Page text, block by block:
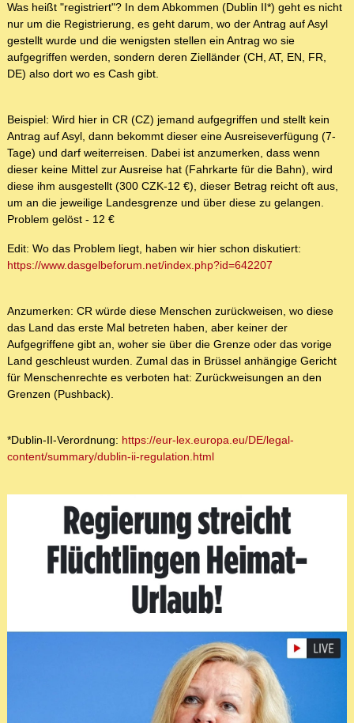
Was heißt "registriert"? In dem Abkommen (Dublin II*) geht es nicht
nur um die Registrierung, es geht darum, wo der Antrag auf Asyl
gestellt wurde und die wenigsten stellen ein Antrag wo sie
aufgegriffen werden, sondern deren Zielländer (CH, AT, EN, FR,
DE) also dort wo es Cash gibt.
Beispiel: Wird hier in CR (CZ) jemand aufgegriffen und stellt kein
Antrag auf Asyl, dann bekommt dieser eine Ausreiseverfügung (7-
Tage) und darf weiterreisen. Dabei ist anzumerken, dass wenn
dieser keine Mittel zur Ausreise hat (Fahrkarte für die Bahn), wird
diese ihm ausgestellt (300 CZK-12 €), dieser Betrag reicht oft aus,
um an die jeweilige Landesgrenze und über diese zu gelangen.
Problem gelöst - 12 €
Edit: Wo das Problem liegt, haben wir hier schon diskutiert:
https://www.dasgelbeforum.net/index.php?id=642207
Anzumerken: CR würde diese Menschen zurückweisen, wo diese
das Land das erste Mal betreten haben, aber keiner der
Aufgegriffene gibt an, woher sie über die Grenze oder das vorige
Land geschleust wurden. Zumal das in Brüssel anhängige Gericht
für Menschenrechte es verboten hat: Zurückweisungen an den
Grenzen (Pushback).
*Dublin-II-Verordnung: https://eur-lex.europa.eu/DE/legal-
content/summary/dublin-ii-regulation.html